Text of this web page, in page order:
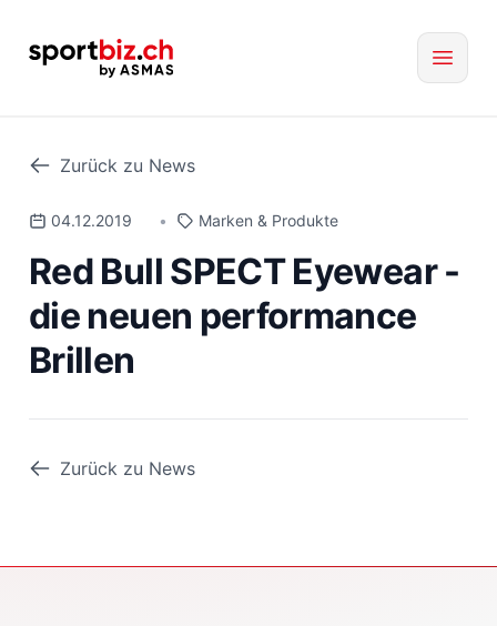
Zurück zu News
04.12.2019 • Marken & Produkte
Red Bull SPECT Eyewear -
die neuen performance
Brillen
Zurück zu News